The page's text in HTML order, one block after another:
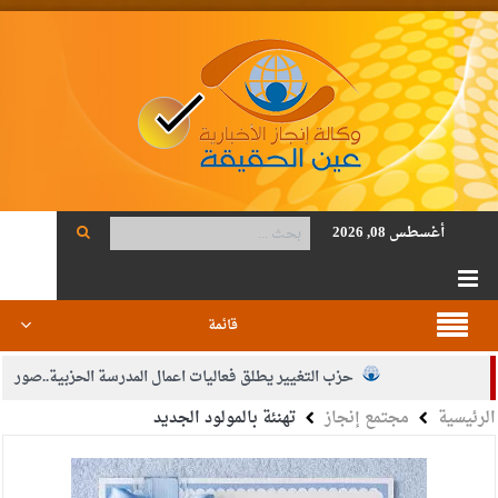
أغسطس 08, 2026
قائمة
حزب التغيير يطلق فعاليات اعمال المدرسة الحزبية..صور
الجيش يفتح باب التجنيد لحملة البكالوريوس في الحقوق والقانون
بيان اجتماع عمّان:دعم الوصاية الهاشمية التاريخية على المقدسات
الرئيسية مجتمع إنجاز تهنئة بالمولود الجديد